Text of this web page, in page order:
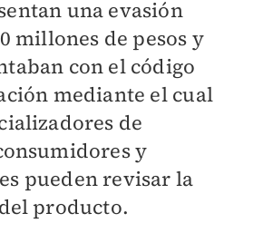
una evasión
millones de pesos y
con el código
mediante el cual
de
y
pueden revisar la
producto.